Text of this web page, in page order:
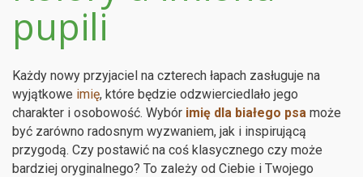
pupili
Każdy nowy przyjaciel na czterech łapach zasługuje na
wyjątkowe imię, które będzie odzwierciedlało jego
charakter i osobowość. Wybór imię dla białego psa może
być zarówno radosnym wyzwaniem, jak i inspirującą
przygodą. Czy postawić na coś klasycznego czy może
bardziej oryginalnego? To zależy od Ciebie i Twojego